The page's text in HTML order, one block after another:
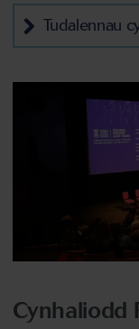
Tudalennau
Cynhaliodd